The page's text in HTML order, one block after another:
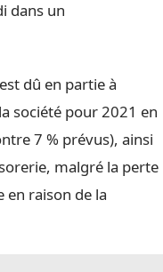
dans un
dû en partie à
société pour 2021 en
7 % prévus), ainsi
malgré la perte
en raison de la